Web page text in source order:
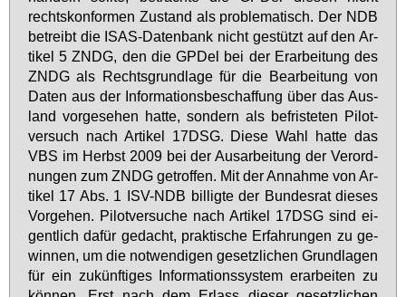
rechts­kon­for­men Zu­stand als pro­ble­ma­tisch. Der NDB
be­treibt die ISAS-Da­ten­bank nicht ge­stützt auf den Ar­
ti­kel 5 ZNDG, den die GPDel bei der Er­ar­bei­tung des
ZNDG als Rechts­grund­la­ge für die Be­ar­bei­tung von
Da­ten aus der In­for­ma­ti­ons­be­schaf­fung über das Aus­
land vor­ge­se­hen hat­te, son­dern als be­fris­te­ten Pi­lot­
ver­such nach Ar­ti­kel 17DSG. Die­se Wahl hat­te das
VBS im Herbst 2009 bei der Aus­ar­bei­tung der Ver­ord­
nun­gen zum ZNDG ge­trof­fen. Mit der An­nah­me von Ar­
ti­kel 17 Abs. 1 ISV-NDB bil­lig­te der Bun­des­rat die­ses
Vor­ge­hen. Pi­lot­ver­su­che nach Ar­ti­kel 17DSG sind ei­
gent­lich da­für ge­dacht, prak­ti­sche Er­fah­run­gen zu ge­
win­nen, um die not­wen­di­gen ge­setz­li­chen Grund­la­gen
für ein zu­künf­ti­ges In­for­ma­ti­ons­sys­tem er­ar­bei­ten zu